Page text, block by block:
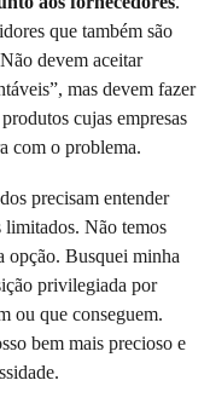
que também são
devem aceitar
mas devem fazer
cujas empresas
com o problema.
precisam entender
limitados. Não temos
opção. Busquei minha
privilegiada por
ou que conseguem.
bem mais precioso e